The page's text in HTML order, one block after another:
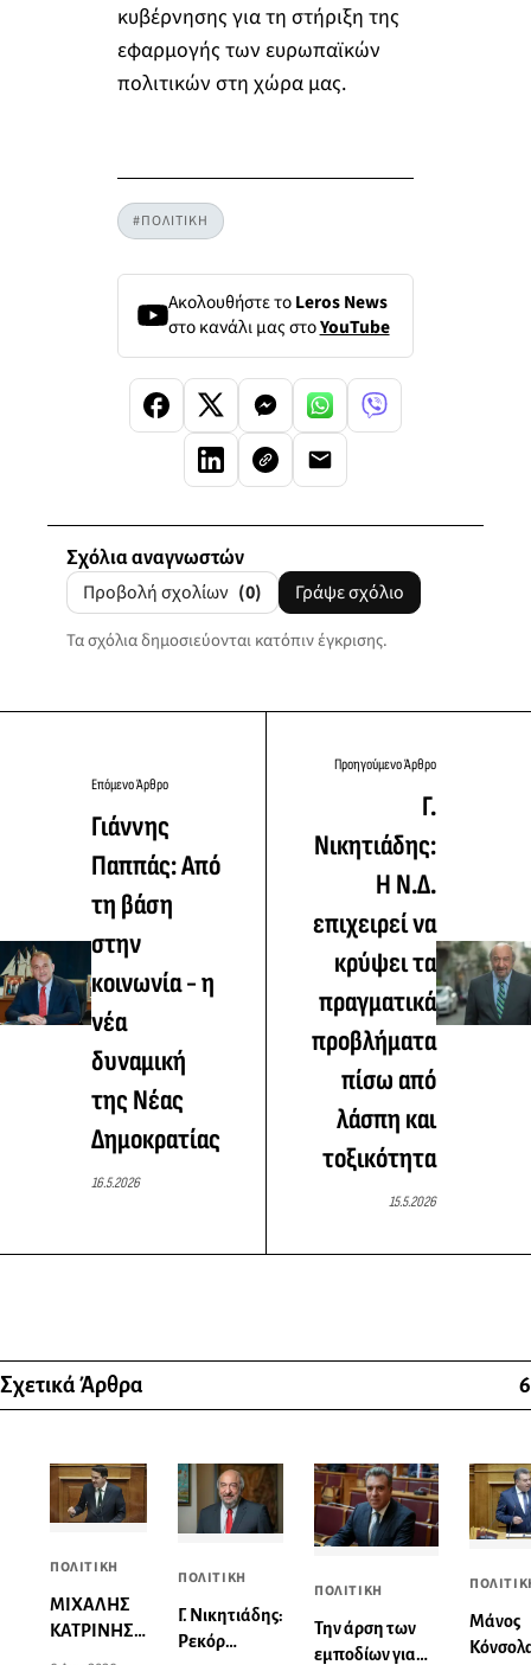
κυβέρνησης για τη στήριξη της
εφαρμογής των ευρωπαϊκών
πολιτικών στη χώρα μας.
#ΠΟΛΙΤΙΚΗ
Ακολουθήστε τοLeros News
στο κανάλι μας στοYouTube
Σχόλια αναγνωστών
Προβολή σχολίων (0) Γράψε σχόλιο
Τα σχόλια δημοσιεύονται κατόπιν έγκρισης.
Επόμενο Άρθρο
Γιάννης
Παππάς: Από
τη βάση
στην
κοινωνία - η
νέα
δυναμική
της Νέας
Δημοκρατίας
16.5.2026
Προηγούμενο Άρθρο
Γ.
Νικητιάδης:
Η Ν.Δ.
επιχειρεί να
κρύψει τα
πραγματικά
προβλήματα
πίσω από
λάσπη και
τοξικότητα
15.5.2026
Σχετικά Άρθρα 6
ΠΟΛΙΤΙΚΗ
ΜΙΧΑΛΗΣ
ΚΑΤΡΙΝΗΣ:
ΠΟΛΙΤΙΚΗ
Γ. Νικητιάδης:
Ρεκόρ
ΠΟΛΙΤΙΚΗ
Την άρση των
εμποδίων για
Μάνος